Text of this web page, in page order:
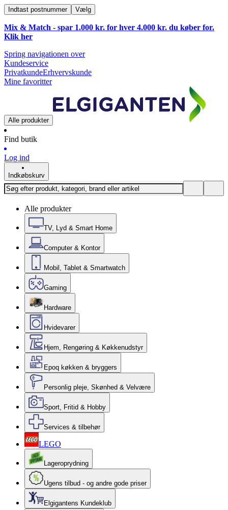
Indtast postnummer Vælg
Mix & Match - spar 1.000 kr. for hver 4.000 kr. du køber for.
Klik her
Spring navigationen over
Kundeservice
PrivatkundeErhvervskunde
Mine favoritter
Alle produkter
Find butik
Log ind
Indkøbskurv
Alle produkter
TV, Lyd & Smart Home
Computer & Kontor
Mobil, Tablet & Smartwatch
Gaming
Hardware
Hvidevarer
Hjem, Rengøring & Køkkenudstyr
Epoq køkken & bryggers
Personlig pleje, Skønhed & Velvære
Sport, Fritid & Hobby
Services & tilbehør
LEGO
Lageroprydning
Ugens tilbud - og andre gode priser
Elgigantens Kundeklub